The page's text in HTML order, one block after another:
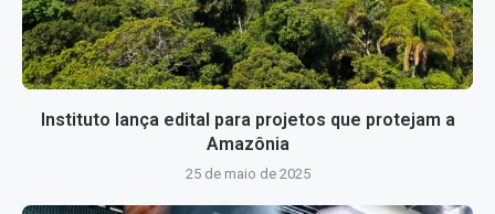
Instituto lança edital para projetos que protejam a
Amazônia
25 de maio de 2025